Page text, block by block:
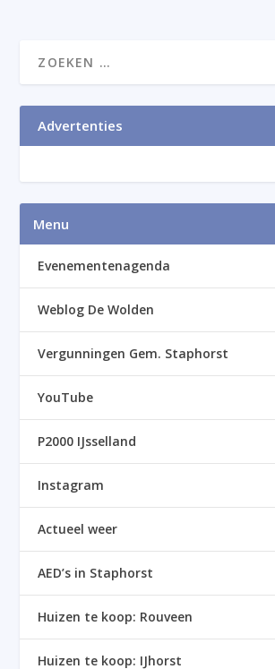
Advertenties
Menu
Evenementenagenda
Weblog De Wolden
Vergunningen Gem. Staphorst
YouTube
P2000 IJsselland
Instagram
Actueel weer
AED’s in Staphorst
Huizen te koop: Rouveen
Huizen te koop: IJhorst